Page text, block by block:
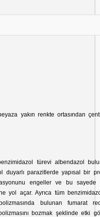
yakın renkte ortasından
türevi albendazol
duyarlı parazitlerde yapısal bir
engeller ve bu sayede
yol açar. Ayrıca tüm
bulunan fumarat
bozmak şeklinde etki